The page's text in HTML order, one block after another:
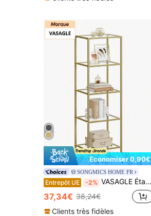
Économiser 0,90€
SONGMICS HOME FR
Entrepôt UE -2% VASAGLE Étagère, Meuble de Cuisine, Rangement 5 Niveaux, Colonne Salle de Bain, pour Salon, Chambre, Bureau, en Verre Trempé, Cadre en Acier, Doré/Noir/Blanc
37,34€ 38,24€
Clients très fidèles